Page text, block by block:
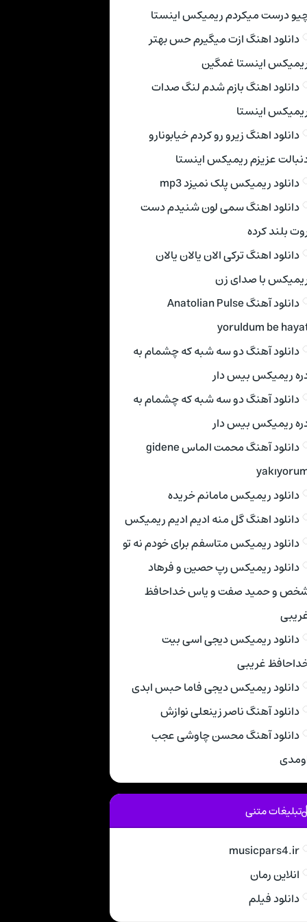
درست میکردم ریمیکس اینستا
دانلود اهنگ ازت میگیرم حس بهتر
اینستا غمگین
دانلود اهنگ بازم شدم لنگ صدات
اینستا
دانلود اهنگ زیرو رو کردم خیابونارو
عزیزم ریمیکس اینستا
دانلود ریمیکس پلک نمیزد mp3
دانلود اهنگ سمی لون شنیدم دست
بلند کرده
دانلود اهنگ ترکی الان یالان یالان
با صدای زن
دانلود آهنگ Anatolian Pulse
yoruldum be
دانلود آهنگ دو سه شبه که چشمام به
ریمیکس بیس دار
دانلود آهنگ دو سه شبه که چشمام به
ریمیکس بیس دار
دانلود آهنگ محمت الماس gidene
دانلود ریمیکس مامانم خریده
دانلود اهنگ گل منه ادیم ادیم ریمیکس
دانلود ریمیکس متاسفم برای خودم نه تو
دانلود ریمیکس رپ حصین و فرهاد
و حمید صفت و یاس خداحافظ
دانلود ریمیکس دیجی اسی بیت
غریبی
دانلود ریمیکس دیجی فاما حبس ابدی
دانلود آهنگ ناصر زینعلی نوازش
دانلود آهنگ محسن چاوشی عجب
تبلیغات متنی
musicpars4.ir
انلاین رمان
دانلود فیلم